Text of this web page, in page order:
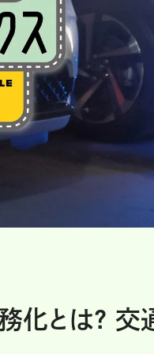
化とは? 交